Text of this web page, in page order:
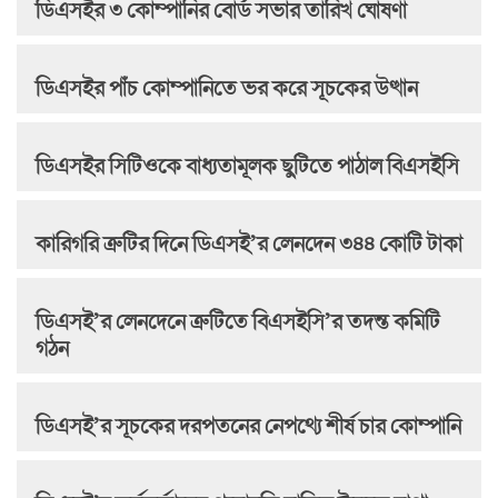
ডিএসইর ৩ কোম্পানির বোর্ড সভার তারিখ ঘোষণা
ডিএসইর পাঁচ কোম্পানিতে ভর করে সূচকের উত্থান
ডিএসইর সিটিওকে বাধ্যতামূলক ছুটিতে পাঠাল বিএসইসি
কারিগরি ত্রুটির দিনে ডিএসই’র লেনদেন ৩৪৪ কোটি টাকা
ডিএসই’র লেনদেনে ত্রুটিতে বিএসইসি’র তদন্ত কমিটি
গঠন
ডিএসই’র সূচকের দরপতনের নেপথ্যে শীর্ষ চার কোম্পানি